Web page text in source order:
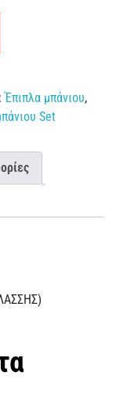
Έπιπλα μπάνιου,
Set